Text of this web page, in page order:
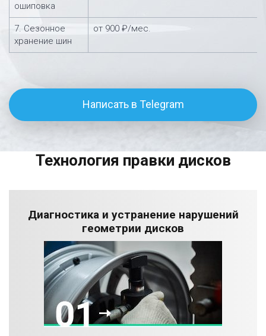
ошиповка
7. Сезонное
хранение шин
от 900 ₽/мес.
Написать в Telegram
Технология правки дисков
Диагностика и устранение нарушений
геометрии дисков